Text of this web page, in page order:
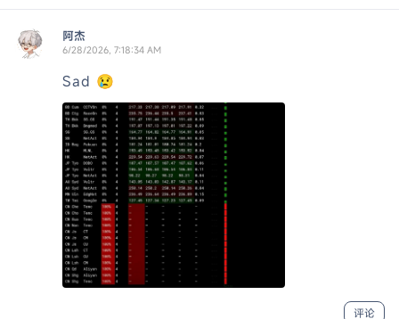
阿杰
6/28/2026, 7:18:34 AM
Sad 😢
评论